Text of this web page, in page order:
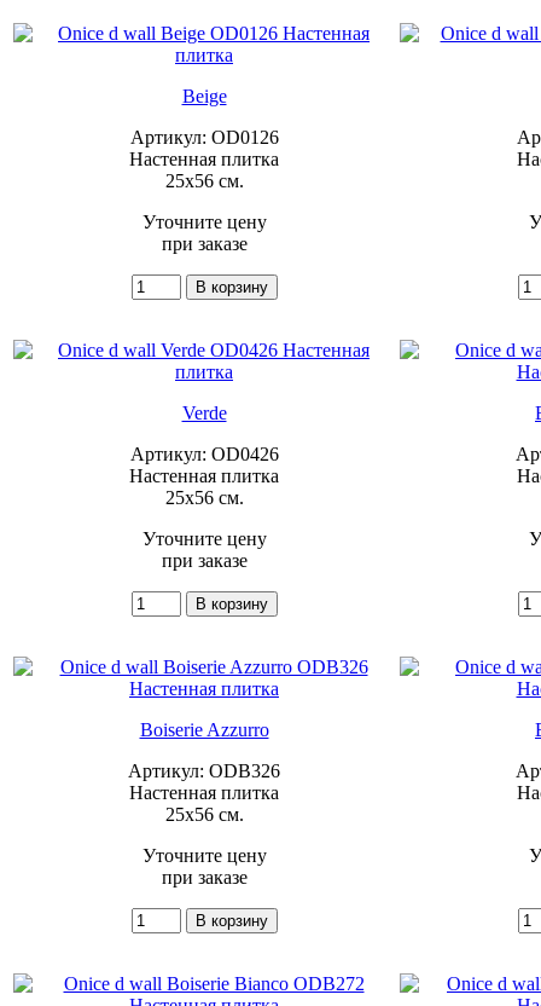
Beige
Артикул: OD0126
Настенная плитка
25x56 см.
Уточните цену
при заказе
Verde
Артикул: OD0426
Настенная плитка
25x56 см.
Уточните цену
при заказе
Boiserie Azzurro
Артикул: ODB326
Настенная плитка
25x56 см.
Уточните цену
при заказе